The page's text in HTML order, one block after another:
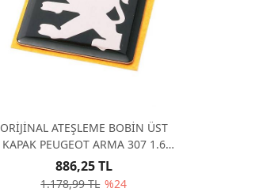
ORİJİNAL ATEŞLEME BOBİN ÜST
KAPAK PEUGEOT ARMA 307 1.6
156621
1.178,99 TL %24
886,25 TL